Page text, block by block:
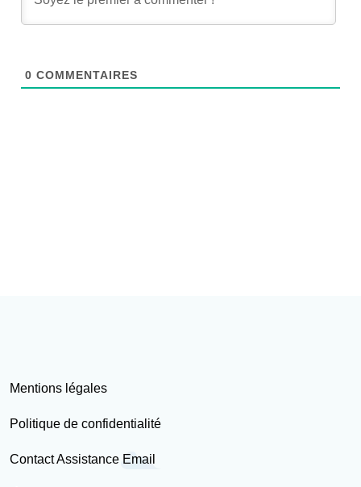
0 COMMENTAIRES
Mentions légales
Politique de confidentialité
Contact Assistance Email